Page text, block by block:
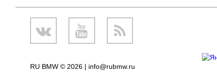
RU BMW © 2026 | info@rubmw.ru